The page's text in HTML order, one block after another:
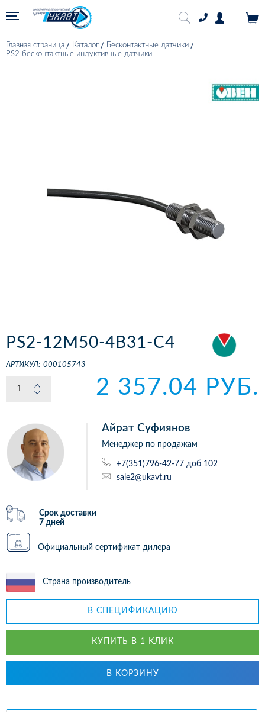
Главная страница Каталог
Бесконтактные датчики
PS2 бесконтактные индуктивные датчики
PS2-12M50-4B31-C4
АРТИКУЛ: 000105743
2 357.04 РУБ.
Айрат Суфиянов
Менеджер по продажам
+7(351)796-42-77 доб 102
sale2@ukavt.ru
Срок доставки
7 дней
Официальный сертификат дилера
Страна производитель
В СПЕЦИФИКАЦИЮ
КУПИТЬ В 1 КЛИК
В КОРЗИНУ